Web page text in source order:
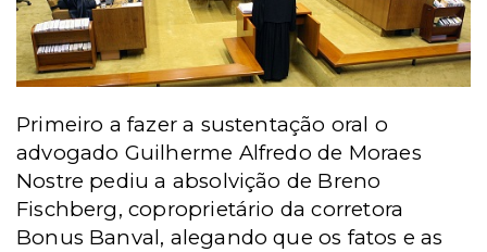
Primeiro a fazer a sustentação oral o
advogado Guilherme Alfredo de Moraes
Nostre pediu a absolvição de Breno
Fischberg, coproprietário da corretora
Bonus Banval, alegando que os fatos e as